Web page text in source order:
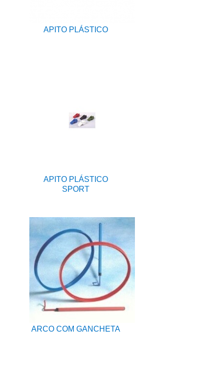
APITO PLÁSTICO
APITO PLÁSTICO
SPORT
ARCO COM GANCHETA